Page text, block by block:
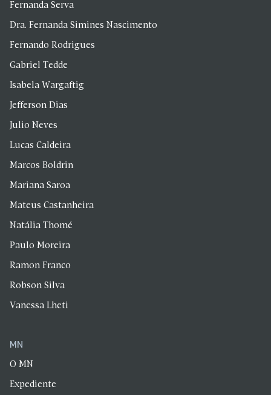
Fernanda Serva
Dra. Fernanda Simines Nascimento
Fernando Rodrigues
Gabriel Tedde
Isabela Wargaftig
Jefferson Dias
Julio Neves
Lucas Caldeira
Marcos Boldrin
Mariana Saroa
Mateus Castanheira
Natália Thomé
Paulo Moreira
Ramon Franco
Robson Silva
Vanessa Lheti
MN
O MN
Expediente